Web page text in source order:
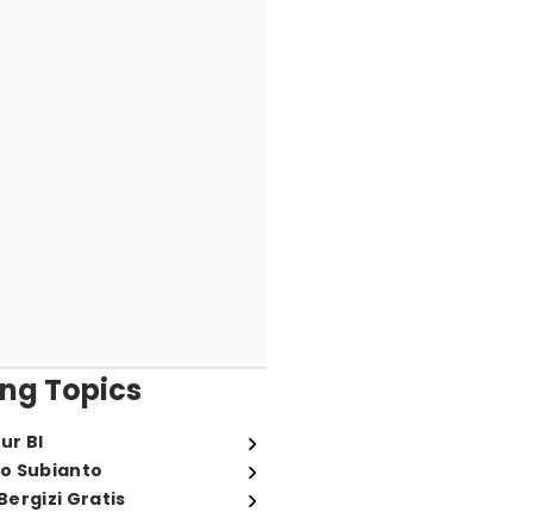
Topics
BI
Subianto
Gratis